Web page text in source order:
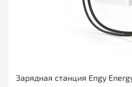
Зарядная станция Engy